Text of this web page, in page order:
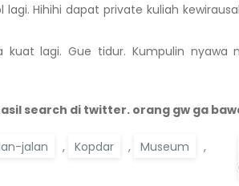
Hihihi dapat private kuliah
lagi. Gue tidur. Kumpulin nyawa
search di twitter. orang gw ga
jalan , Kopdar , Museum
,